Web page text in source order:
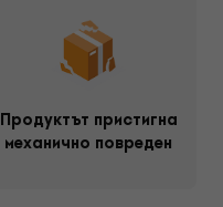
Продуктът пристигна
механично повреден